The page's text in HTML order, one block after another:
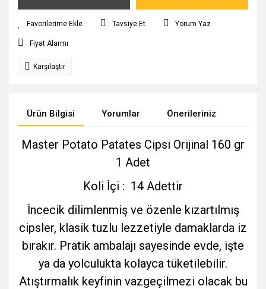
Tavsiye Et Yorum Yaz
Fiyat Alarmı
Karşılaştır
Ürün Bilgisi Yorumlar Önerileriniz
Master Potato Patates Cipsi Orijinal 160 gr
1 Adet
Koli İçi : 14 Adettir
İncecik dilimlenmiş ve özenle kızartılmış
cipsler, klasik tuzlu lezzetiyle damaklarda iz
bırakır. Pratik ambalajı sayesinde evde, işte
ya da yolculukta kolayca tüketilebilir.
Atıştırmalık keyfinin vazgeçilmezi olacak bu